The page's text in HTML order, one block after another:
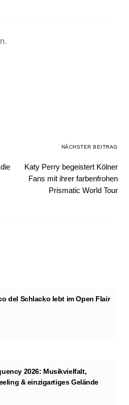
NÄCHSTER BEITRAG
Katy Perry begeistert Kölner
Fans mit ihrer farbenfrohen
Prismatic World Tour
del Schlacko lebt im Open Flair
2026: Musikvielfalt,
& einzigartiges Gelände